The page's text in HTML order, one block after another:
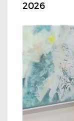
2026